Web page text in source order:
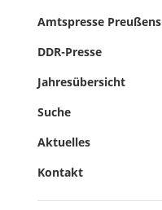
Amtspresse Preußens
DDR-Presse
Jahresübersicht
Suche
Aktuelles
Kontakt